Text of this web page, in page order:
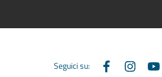
Seguici su: Facebook